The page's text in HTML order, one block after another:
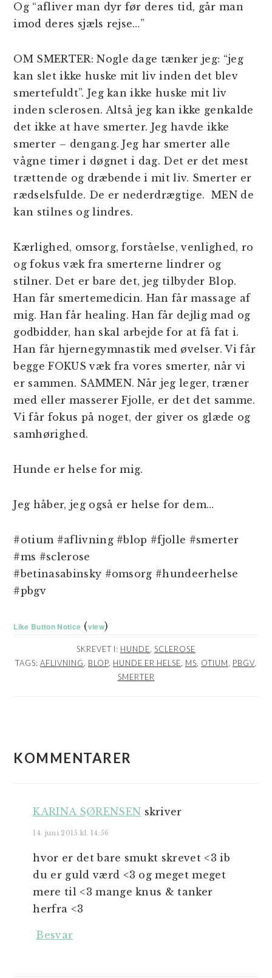
Og “afliver man dyr før deres tid, går man
imod deres sjæls rejse…”
OM SMERTER: Nogle dage tænker jeg: “jeg
kan slet ikke huske mit liv inden det blev
smertefuldt”. Jeg kan ikke huske mit liv
inden sclerosen. Altså jeg kan ikke genkalde
det ikke at have smerter. Jeg havde ikke
smerter – dengang. Jeg har smerter alle
vågne timer i døgnet i dag. Det er det mest
trættende og dræbende i mit liv. Smerter er
rædselsfulde. De er nederdrægtige. MEN de
kan stilnes og lindres.
Kærlighed, omsorg, forståelse, venlighed, ro
og fokus væk fra smerterne lindrer og
stilner. Det er bare det, jeg tilbyder Blop.
Han får smertemedicin. Han får massage af
mig. Han får healing. Han får dejlig mad og
godbidder, han skal arbejde for at få fat i.
Han får hjernegymnastik med øvelser. Vi får
begge FOKUS væk fra vores smerter, når vi
er sammen. SAMMEN. Når jeg leger, træner
med eller masserer Fjolle, er det det samme.
Vi får fokus på noget, der giver os glæde og
samhørighed.
Hunde er helse for mig.
Jeg håber, jeg også er helse for dem…
#otium #aflivning #blop #fjolle #smerter
#ms #sclerose
#betinasabinsky #omsorg #hundeerhelse
#pbgv
Like Button Notice (view)
SKREVET I: HUNDE, SCLEROSE
TAGS: AFLIVNING, BLOP, HUNDE ER HELSE, MS, OTIUM, PBGV,
SMERTER
KOMMENTARER
KARINA SØRENSEN skriver
14. juni 2015 kl. 14:56
hvor er det bare smukt skrevet <3 ib
du er guld værd <3 og meget meget
mere til <3 mange knus & tanker
herfra <3
Besvar